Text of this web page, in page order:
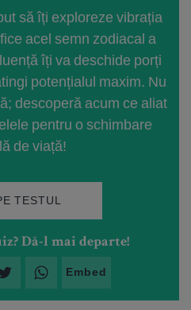
să îți exploreze vibrația
acel semn zodiacal a
îți va deschide porți
potențialul maxim. Nu
descoperă acum ce aliat
pentru o schimbare
de viață!
TESTUL
Dă-l mai departe!
Embed